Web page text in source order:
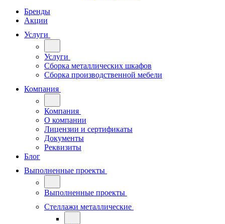
Бренды
Акции
Услуги
Услуги
Сборка металлических шкафов
Сборка производственной мебели
Компания
Компания
О компании
Лицензии и сертификаты
Документы
Реквизиты
Блог
Выполненные проекты
Выполненные проекты
Стеллажи металлические